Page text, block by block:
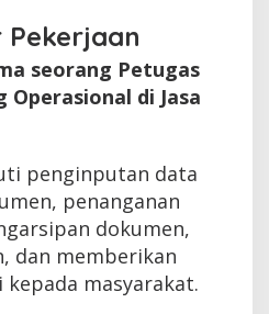
seorang Petugas
di Jasa
penginputan data
penanganan
dokumen,
dan memberikan
masyarakat.